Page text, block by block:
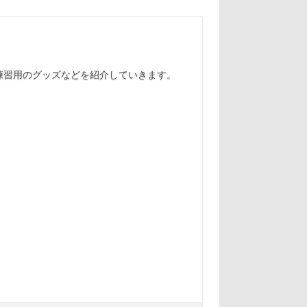
用のグッズなどを紹介していきます。